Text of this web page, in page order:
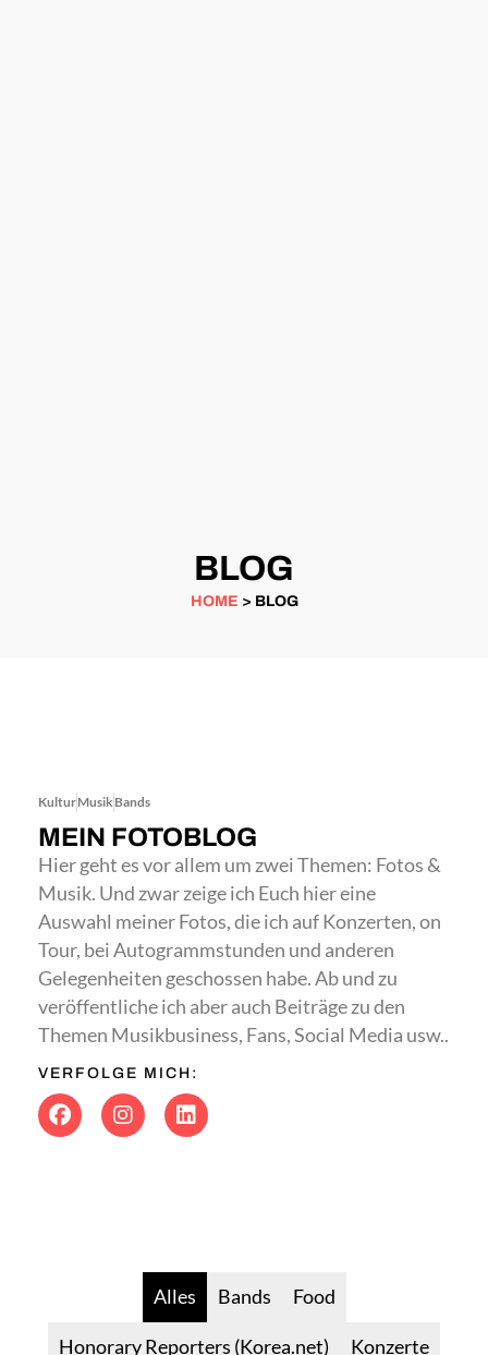
BLOG
HOME > BLOG
KulturMusik Bands
MEIN FOTOBLOG
Hier geht es vor allem um zwei Themen: Fotos &
Musik. Und zwar zeige ich Euch hier eine
Auswahl meiner Fotos, die ich auf Konzerten, on
Tour, bei Autogrammstunden und anderen
Gelegenheiten geschossen habe. Ab und zu
veröffentliche ich aber auch Beiträge zu den
Themen Musikbusiness, Fans, Social Media usw..
VERFOLGE MICH:
Alles Bands Food
Honorary Reporters (Korea.net) Konzerte